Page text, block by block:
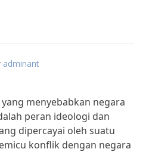
adminant
menyebabkan negara
peran ideologi dan
dipercayai oleh suatu
konflik dengan negara